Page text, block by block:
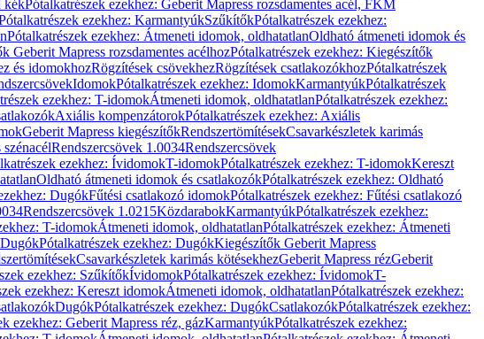
kékPótalkatrészek ezekhez: Geberit Mapress rozsdamentes acél, FKM
ezekhez: KarmantyúkSzűkítőkPótalkatrészek ezekhez:
Pótalkatrészek ezekhez: Átmeneti idomok, oldhatatlanOldható átmeneti idomok és
Geberit Mapress rozsdamentes acélhozPótalkatrészek ezekhez: Kiegészítők
és idomokhozRögzítések csövekhezRögzítések csatlakozókhozPótalkatrészek
IdomokPótalkatrészek ezekhez: IdomokKarmantyúkPótalkatrészek
ezekhez: T-idomokÁtmeneti idomok, oldhatatlanPótalkatrészek ezekhez:
Axiális kompenzátorokPótalkatrészek ezekhez: Axiális
Geberit Mapress kiegészítőkRendszertömítésekCsavarkészletek karimás
Rendszercsövek 1.0034Rendszercsövek
ezekhez: ÍvidomokT-idomokPótalkatrészek ezekhez: T-idomokKereszt
Oldható átmeneti idomok és csatlakozókPótalkatrészek ezekhez: Oldható
DugókFűtési csatlakozó idomokPótalkatrészek ezekhez: Fűtési csatlakozó
Rendszercsövek 1.0215KözdarabokKarmantyúkPótalkatrészek ezekhez:
T-idomokÁtmeneti idomok, oldhatatlanPótalkatrészek ezekhez: Átmeneti
DugókPótalkatrészek ezekhez: DugókKiegészítők Geberit Mapress
Csavarkészletek karimás kötésekhezGeberit Mapress rézGeberit
ezekhez: SzűkítőkÍvidomokPótalkatrészek ezekhez: ÍvidomokT-
ezekhez: Kereszt idomokÁtmeneti idomok, oldhatatlanPótalkatrészek ezekhez:
DugókPótalkatrészek ezekhez: DugókCsatlakozókPótalkatrészek ezekhez:
ezekhez: Geberit Mapress réz, gázKarmantyúkPótalkatrészek ezekhez: